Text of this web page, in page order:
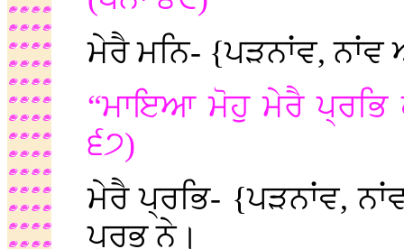
ਮੇਰੈ ਮਨਿ- {ਪੜਨਾਂਵ,
“ਮਾਇਆ ਮੋਹੁ ਮੇਰੈ ਪ੍ਰਭਿ
੬੭)
ਮੇਰੈ ਪ੍ਰਭਿ- {ਪੜਨਾਂਵ,
ਪ੍ਰਭੂ ਨੇ।